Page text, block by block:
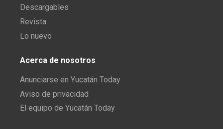
Descargables
Revista
Lo nuevo
Acerca de nosotros
Anunciarse en Yucatán Today
Aviso de privacidad
El equipo de Yucatán Today